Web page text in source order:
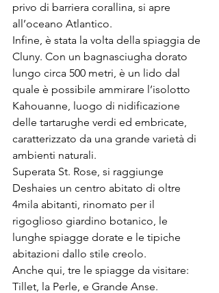
privo di barriera corallina, si apre
all’oceano Atlantico.
Infine, è stata la volta della spiaggia de
Cluny. Con un bagnasciugha dorato
lungo circa 500 metri, è un lido dal
quale è possibile ammirare l’isolotto
Kahouanne, luogo di nidificazione
delle tartarughe verdi ed embricate,
caratterizzato da una grande varietà di
ambienti naturali.
Superata St. Rose, si raggiunge
Deshaies un centro abitato di oltre
4mila abitanti, rinomato per il
rigoglioso giardino botanico, le
lunghe spiagge dorate e le tipiche
abitazioni dallo stile creolo.
Anche qui, tre le spiagge da visitare:
Tillet, la Perle, e Grande Anse.